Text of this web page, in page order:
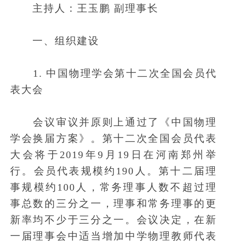
主持人：王玉鹏 副理事长
一、组织建设
1. 中国物理学会第十二次全国会员代
表大会
会议审议并原则上通过了《中国物理
学会换届方案》。第十二次全国会员代表
大会将于2019年9月19日在河南郑州举
行。会员代表规模约190人。第十二届理
事规模约100人，常务理事人数不超过理
事总数的三分之一，理事和常务理事的更
新率均不少于三分之一。会议决定，在新
一届理事会中适当增加中学物理教师代表